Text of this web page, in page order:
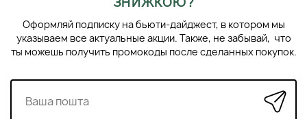
Оформляй подписку на бьюти-дайджест, в котором мы
указываем все актуальные акции. Также, не забывай, что
ты можешь получить промокоды после сделанных покупок.